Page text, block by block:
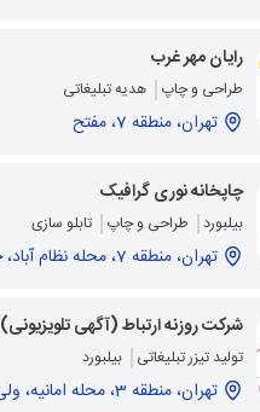
رایان مهر غرب
طراحی و چاپ هدیه تبلیغاتی
تهران، منطقه 7، مفتح
چاپخانه نوری گرافیک
بیلبورد طراحی و چاپ تابلو سازی
تهران، منطقه 7، محله نظام آباد، خیابان مدنی
شرکت روزنه ارتباط (آگهی تلویزیونی)
تولید تیزر تبلیغاتی بیلبورد
تهران، منطقه 3، محله امانیه، ولی عصر